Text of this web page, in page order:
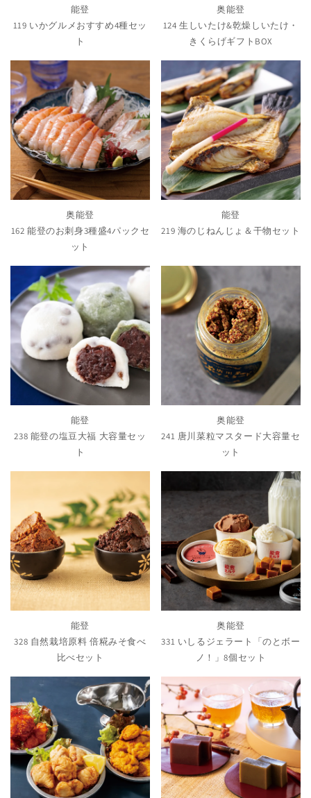
能登
119 いかグルメおすすめ4種セッ
ト
奥能登
124 生しいたけ&乾燥しいたけ・
きくらげギフトBOX
奥能登
162 能登のお刺身3種盛4パックセ
ット
能登
219 海のじねんじょ＆干物セット
能登
238 能登の塩豆大福 大容量セッ
ト
奥能登
241 唐川菜粒マスタード大容量セ
ット
能登
328 自然栽培原料 倍糀みそ食べ
比べセット
奥能登
331 いしるジェラート「のとボー
ノ！」8個セット